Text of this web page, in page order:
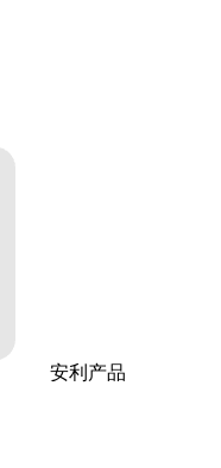
安利产品